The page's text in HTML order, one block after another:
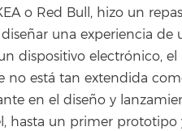
o Red Bull, hizo un
una experiencia de
dispositivo electrónico,
no está tan extendida
en el diseño y
hasta un primer prototipo